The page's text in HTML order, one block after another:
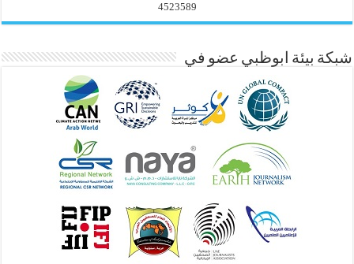
4523589
شبكة بيئة ابوظبي عضو في